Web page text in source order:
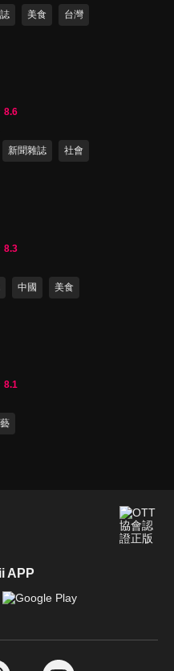
美食 台灣
8.6
新聞雜誌 社會
8.3
中國 美食
8.1
APP